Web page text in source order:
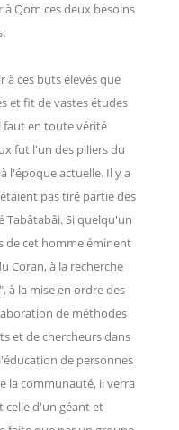
Qom ces deux besoins
ces buts élevés que
et fit de vastes études
faut en toute vérité
fut l'un des piliers du
l'époque actuelle. Il y a
pas tiré partie des
Tabâtabâi. Si quelqu'un
de cet homme éminent
Coran, à la recherche
à la mise en ordre des
de méthodes
et de chercheurs dans
de personnes
la communauté, il verra
celle d'un géant et